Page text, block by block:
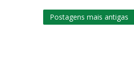
Postagens mais antigas